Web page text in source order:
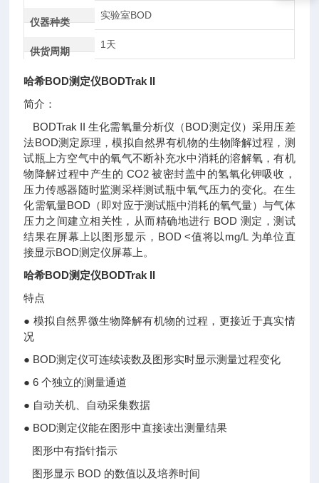
仪器种类
实验室BOD
供货周期
1天
哈希BOD测定仪BODTrak II
简介：
BODTrak II 生化需氧量分析仪（BOD测定仪）采用压差
法BOD测定原理，模拟自然界有机物的生物降解过程，测
试瓶上方空气中的氧气不断补充水中消耗的溶解氧，有机
物降解过程中产生的 CO2 被密封盖中的氢氧化钾吸收，
压力传感器随时监测采样测试瓶中氧气压力的变化。在生
化需氧量BOD（即对应于测试瓶中消耗的氧气量）与气体
压力之间建立相关性，从而精确地进行 BOD 测定，测试
结果在屏幕上以图形显示，BOD <值将以mg/L 为单位直
接显示BOD测定仪屏幕上。
哈希BOD测定仪BODTrak II
特点
● 模拟自然界微生物降解有机物的过程，更接近于真实情
况
● BOD测定仪可连续读数及图形实时显示测量过程变化
● 6 个独立的测量通道
● 自动关机、自动采集数据
● BOD测定仪能在图形中直接读出测量结果
图形中有指针指示
图形显示 BOD 的数值以及培养时间